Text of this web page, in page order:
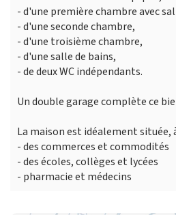
- d'une première chambre avec
- d'une seconde chambre,
- d'une troisième chambre,
- d'une salle de bains,
- de deux WC indépendants.
Un double garage complète ce
La maison est idéalement
- des commerces et commodités
- des écoles, collèges et lycées
- pharmacie et médecins